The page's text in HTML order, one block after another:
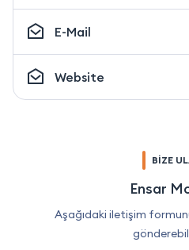
E-Mail
Website
BİZE
Ensar
Aşağıdaki iletişim